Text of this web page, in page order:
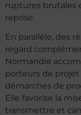
ruptures brutales
reprise.
En parallèle, des
regard
Normandie
porteurs de projet
démarches de
Elle favorise la
transmettre et